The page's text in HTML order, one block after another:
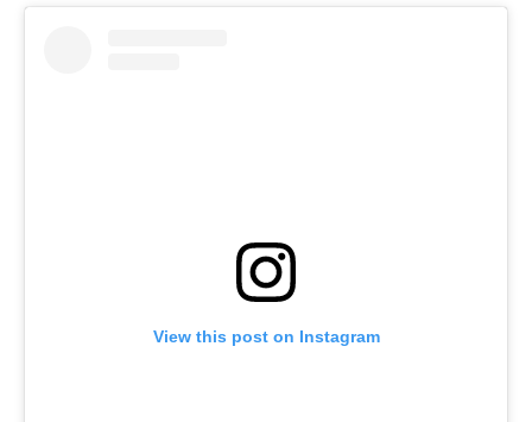
View this post on Instagram